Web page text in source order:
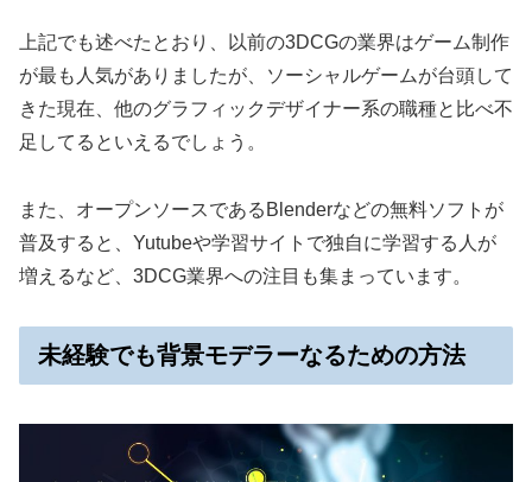
上記でも述べたとおり、以前の3DCGの業界はゲーム制作
が最も人気がありましたが、ソーシャルゲームが台頭して
きた現在、他のグラフィックデザイナー系の職種と比べ不
足してるといえるでしょう。
また、オープンソースであるBlenderなどの無料ソフトが
普及すると、Yutubeや学習サイトで独自に学習する人が
増えるなど、3DCG業界への注目も集まっています。
未経験でも背景モデラーなるための方法